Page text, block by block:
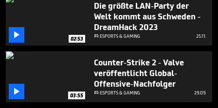
 02:53
Die größte LAN-Party der
Welt kommt aus Schweden -
DreamHack 2023
ESPORTS & GAMING 25.11.
 03:55
Counter-Strike 2 - Valve
veröffentlicht Global-
Offensive-Nachfolger
ESPORTS & GAMING 29.09.